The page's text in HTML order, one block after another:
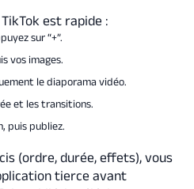
est rapide :
sur “+”.
vos images.
le diaporama vidéo.
et les transitions.
puis publiez.
(ordre, durée, effets), vous
tierce avant